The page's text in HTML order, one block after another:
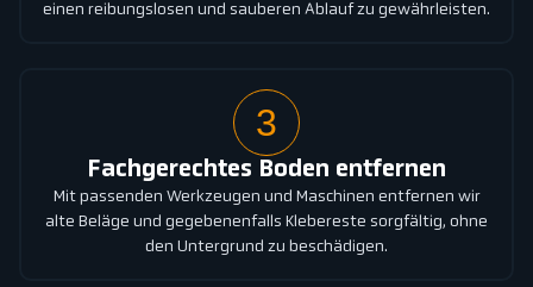
einen reibungslosen und sauberen Ablauf zu gewährleisten.
3
Fachgerechtes Boden entfernen
Mit passenden Werkzeugen und Maschinen entfernen wir
alte Beläge und gegebenenfalls Klebereste sorgfältig, ohne
den Untergrund zu beschädigen.